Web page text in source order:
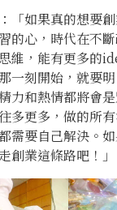
「如果真的想要
的心，時代在不
維，能有更多的
一刻開始，就要
力和熱情都將會
多更多，做的所
需要自己解決。
創業這條路吧！」